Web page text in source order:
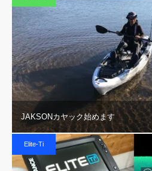
JAKSONカヤック始めます
Elite-Ti